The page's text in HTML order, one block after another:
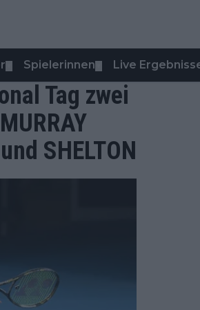
Spielerinnen Live
Tag zwei
SHELTON